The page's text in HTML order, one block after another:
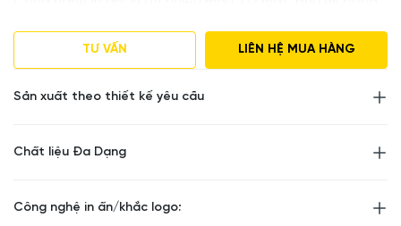
Kiểu bìa: Bồi bìa Carton 3mm, may viền tỉ mỉ.
TƯ VẤN LIÊN HỆ MUA HÀNG
Sản xuất theo thiết kế yêu cầu
Chất liệu Đa Dạng
Công nghệ in ấn/khắc logo: